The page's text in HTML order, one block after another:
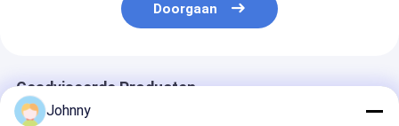
Doorgaan
Geadviseerde Producten
Johnny